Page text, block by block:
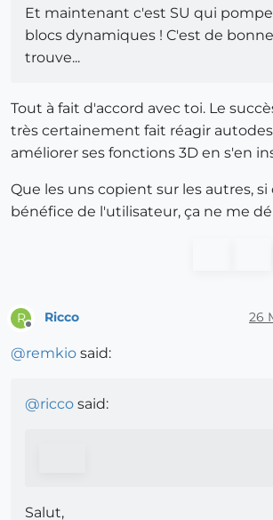
Et maintenant c'est SU qui
blocs dynamiques ! C'est de
trouve...
Tout à fait d'accord avec toi. Le
très certainement fait réagir
améliorer ses fonctions 3D en s'en
Que les uns copient sur les autres, si
bénéfice de l'utilisateur, ça ne me
R
Offline
Ricco 26
@remkio said:
@ricco said:
Salut,